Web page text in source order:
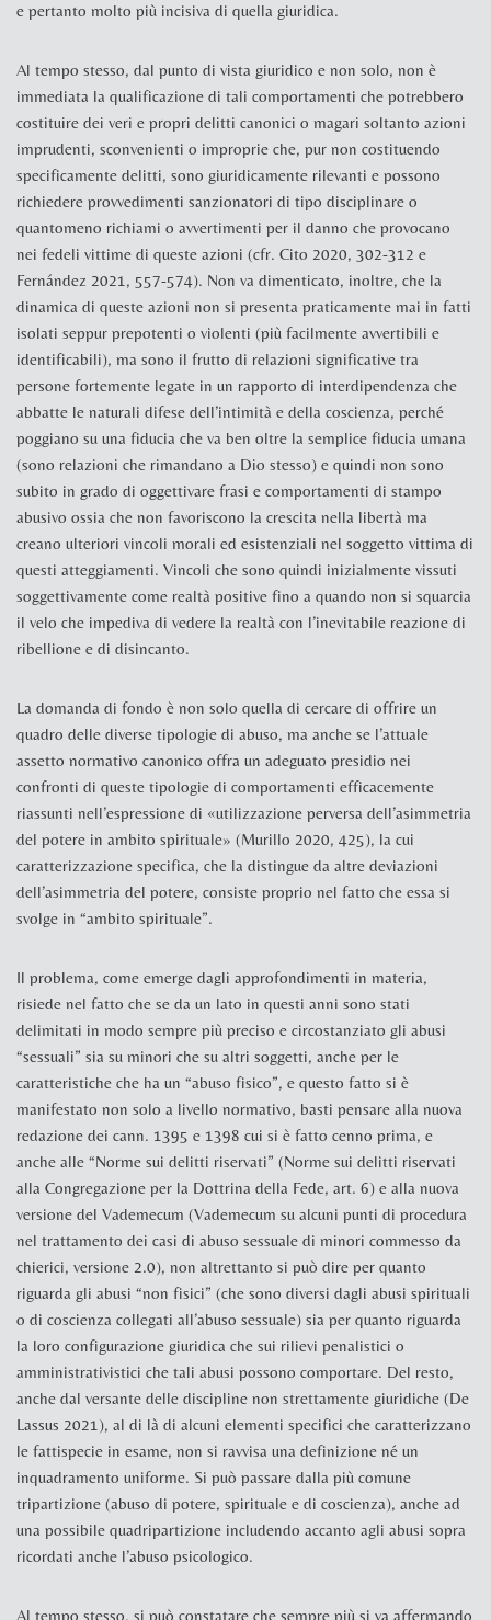
e pertanto molto più incisiva di quella giuridica.
Al tempo stesso, dal punto di vista giuridico e non solo, non è
immediata la qualificazione di tali comportamenti che potrebbero
costituire dei veri e propri delitti canonici o magari soltanto azioni
imprudenti, sconvenienti o improprie che, pur non costituendo
specificamente delitti, sono giuridicamente rilevanti e possono
richiedere provvedimenti sanzionatori di tipo disciplinare o
quantomeno richiami o avvertimenti per il danno che provocano
nei fedeli vittime di queste azioni (cfr. Cito 2020, 302-312 e
Fernández 2021, 557-574). Non va dimenticato, inoltre, che la
dinamica di queste azioni non si presenta praticamente mai in fatti
isolati seppur prepotenti o violenti (più facilmente avvertibili e
identificabili), ma sono il frutto di relazioni significative tra
persone fortemente legate in un rapporto di interdipendenza che
abbatte le naturali difese dell’intimità e della coscienza, perché
poggiano su una fiducia che va ben oltre la semplice fiducia umana
(sono relazioni che rimandano a Dio stesso) e quindi non sono
subito in grado di oggettivare frasi e comportamenti di stampo
abusivo ossia che non favoriscono la crescita nella libertà ma
creano ulteriori vincoli morali ed esistenziali nel soggetto vittima di
questi atteggiamenti. Vincoli che sono quindi inizialmente vissuti
soggettivamente come realtà positive fino a quando non si squarcia
il velo che impediva di vedere la realtà con l’inevitabile reazione di
ribellione e di disincanto.
La domanda di fondo è non solo quella di cercare di offrire un
quadro delle diverse tipologie di abuso, ma anche se l’attuale
assetto normativo canonico offra un adeguato presidio nei
confronti di queste tipologie di comportamenti efficacemente
riassunti nell’espressione di «utilizzazione perversa dell’asimmetria
del potere in ambito spirituale» (Murillo 2020, 425), la cui
caratterizzazione specifica, che la distingue da altre deviazioni
dell’asimmetria del potere, consiste proprio nel fatto che essa si
svolge in “ambito spirituale”.
Il problema, come emerge dagli approfondimenti in materia,
risiede nel fatto che se da un lato in questi anni sono stati
delimitati in modo sempre più preciso e circostanziato gli abusi
“sessuali” sia su minori che su altri soggetti, anche per le
caratteristiche che ha un “abuso fisico”, e questo fatto si è
manifestato non solo a livello normativo, basti pensare alla nuova
redazione dei cann. 1395 e 1398 cui si è fatto cenno prima, e
anche alle “Norme sui delitti riservati” (Norme sui delitti riservati
alla Congregazione per la Dottrina della Fede, art. 6) e alla nuova
versione del Vademecum (Vademecum su alcuni punti di procedura
nel trattamento dei casi di abuso sessuale di minori commesso da
chierici, versione 2.0), non altrettanto si può dire per quanto
riguarda gli abusi “non fisici” (che sono diversi dagli abusi spirituali
o di coscienza collegati all’abuso sessuale) sia per quanto riguarda
la loro configurazione giuridica che sui rilievi penalistici o
amministrativistici che tali abusi possono comportare. Del resto,
anche dal versante delle discipline non strettamente giuridiche (De
Lassus 2021 ), al di là di alcuni elementi specifici che caratterizzano
le fattispecie in esame, non si ravvisa una definizione né un
inquadramento uniforme. Si può passare dalla più comune
tripartizione (abuso di potere, spirituale e di coscienza), anche ad
una possibile quadripartizione includendo accanto agli abusi sopra
ricordati anche l’abuso psicologico.
Al tempo stesso, si può constatare che sempre più si va affermando